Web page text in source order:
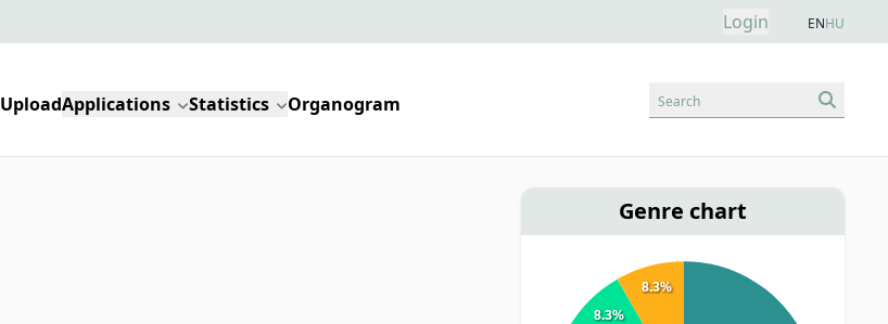
Login ENHU
UploadApplications Statistics Organogram Search
Genre chart
8.3%
8.3%